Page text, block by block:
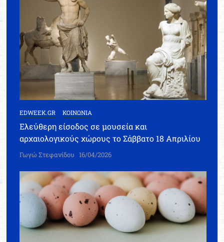
EDWEEK.GR ΚΟΙΝΩΝΙΑ
Ελεύθερη είσοδος σε μουσεία και
αρχαιολογικούς χώρους το Σάββατο 18 Απριλίου
Γωγώ Στεφανίδου 16/04/2026